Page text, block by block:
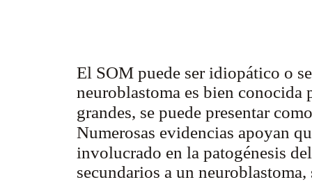
El SOM puede ser idiopático o
neuroblastoma es bien conocida
grandes, se puede presentar
Numerosas evidencias apoyan
involucrado en la patogénesis
secundarios a un